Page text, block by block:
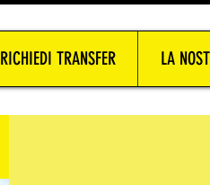
RICHIEDI TRANSFER LA